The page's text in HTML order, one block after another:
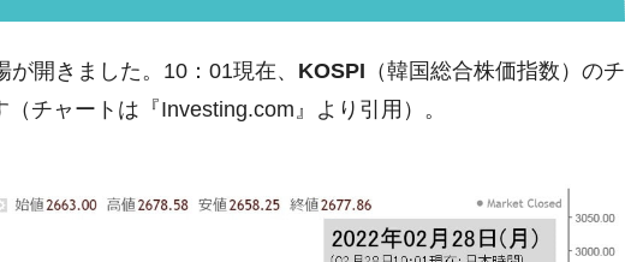
資に不適格な国だ。
量を増やします」⇒「金を経由するドル入手」手段ではないのか？
在明を支持しない「50.5％」に上昇
室長が告発された ⇒ 国家が行った恐るべき株価操作であり、空前の国政
開きました。10：01現在、 KOSPI （韓国総合株価指数）のチ
チャートは『Investing.com』より引用）。